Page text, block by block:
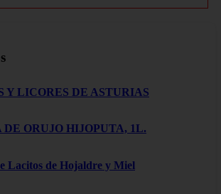
Y LICORES DE ASTURIAS
DE ORUJO HIJOPUTA, 1L.
Lacitos de Hojaldre y Miel